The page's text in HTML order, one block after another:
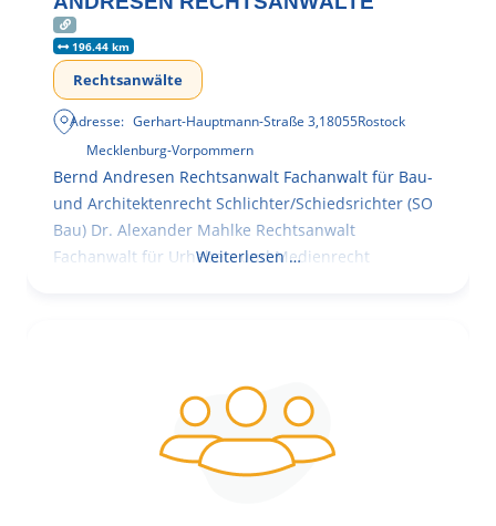
196.44 km
Rechtsanwälte
Adresse: Gerhart-Hauptmann-Straße 3,18055Rostock
Mecklenburg-Vorpommern
Bernd Andresen Rechtsanwalt Fachanwalt für Bau-
und Architektenrecht Schlichter/Schiedsrichter (SO
Bau) Dr. Alexander Mahlke Rechtsanwalt
Fachanwalt für Urheber- und Medienrecht
Weiterlesen …